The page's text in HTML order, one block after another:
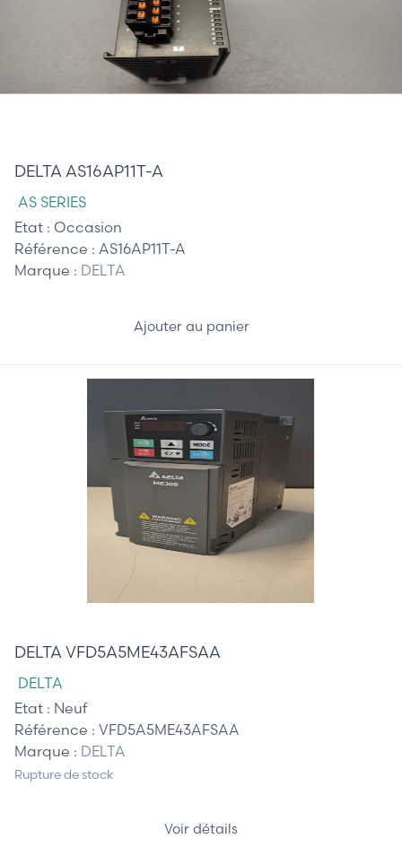
DELTA AS16AP11T-A
AS SERIES
Etat : Occasion
Référence : AS16AP11T-A
Marque : DELTA
Ajouter au panier
DELTA VFD5A5ME43AFSAA
DELTA
Etat : Neuf
Référence : VFD5A5ME43AFSAA
Marque : DELTA
Rupture de stock
Voir détails